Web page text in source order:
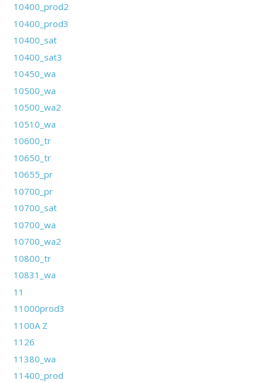
10400_prod2
10400_prod3
10400_sat
10400_sat3
10450_wa
10500_wa
10500_wa2
10510_wa
10600_tr
10650_tr
10655_pr
10700_pr
10700_sat
10700_wa
10700_wa2
10800_tr
10831_wa
11
11000prod3
1100A Z
1126
11380_wa
11400_prod